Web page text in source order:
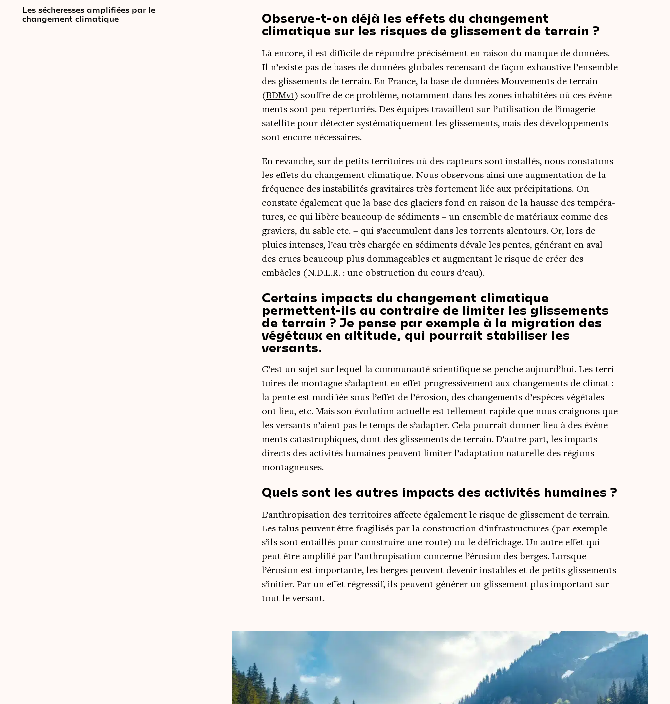
Les sécheresses amplifiées par le
changement climatique
Observe-t-on déjà les effets du changement
climatique sur les risques de glissement de terrain ?
Là encore, il est dif­fi­cile de répondre pré­ci­sé­ment en rai­son du manque de don­nées.
Il n’existe pas de bases de don­nées glo­bales recen­sant de façon exhaus­tive l’ensemble
des glis­se­ments de ter­rain. En France, la base de don­nées Mou­ve­ments de ter­rain
(BDMvt) souffre de ce pro­blème, notam­ment dans les zones inha­bi­tées où ces évè­ne­
ments sont peu réper­to­riés. Des équipes tra­vaillent sur l’utilisation de l’imagerie
satel­lite pour détec­ter sys­té­ma­ti­que­ment les glis­se­ments, mais des déve­lop­pe­ments
sont encore nécessaires.
En revanche, sur de petits ter­ri­toires où des cap­teurs sont ins­tal­lés, nous consta­tons
les effets du chan­ge­ment cli­ma­tique. Nous obser­vons ain­si une aug­men­ta­tion de la
fré­quence des insta­bi­li­tés gra­vi­taires très for­te­ment liée aux pré­ci­pi­ta­tions. On
constate éga­le­ment que la base des gla­ciers fond en rai­son de la hausse des tem­pé­ra­
tures, ce qui libère beau­coup de sédi­ments – un ensemble de maté­riaux comme des
gra­viers, du sable etc. – qui s’accumulent dans les tor­rents alen­tours. Or, lors de
pluies intenses, l’eau très char­gée en sédi­ments dévale les pentes, géné­rant en aval
des crues beau­coup plus dom­ma­geables et aug­men­tant le risque de créer des
embâcles (N.D.L.R. : une obs­truc­tion du cours d’eau).
Certains impacts du changement climatique
permettent-ils au contraire de limiter les glissements
de terrain ? Je pense par exemple à la migration des
végétaux en altitude, qui pourrait stabiliser les
versants.
C’est un sujet sur lequel la com­mu­nau­té scien­ti­fique se penche aujourd’hui. Les ter­ri­
toires de mon­tagne s’adaptent en effet pro­gres­si­ve­ment aux chan­ge­ments de cli­mat :
la pente est modi­fiée sous l’effet de l’érosion, des chan­ge­ments d’espèces végé­tales
ont lieu, etc. Mais son évo­lu­tion actuelle est tel­le­ment rapide que nous crai­gnons que
les ver­sants n’aient pas le temps de s’adapter. Cela pour­rait don­ner lieu à des évè­ne­
ments catas­tro­phiques, dont des glis­se­ments de ter­rain. D’autre part, les impacts
directs des acti­vi­tés humaines peuvent limi­ter l’adaptation natu­relle des régions
montagneuses.
Quels sont les autres impacts des activités humaines ?
L’anthropisation des ter­ri­toires affecte éga­le­ment le risque de glis­se­ment de ter­rain.
Les talus peuvent être fra­gi­li­sés par la construc­tion d’infrastructures (par exemple
s’ils sont entaillés pour construire une route) ou le défri­chage. Un autre effet qui
peut être ampli­fié par l’anthropisation concerne l’érosion des berges. Lorsque
l’érosion est impor­tante, les berges peuvent deve­nir instables et de petits glis­se­ments
s’initier. Par un effet régres­sif, ils peuvent géné­rer un glis­se­ment plus impor­tant sur
tout le versant.